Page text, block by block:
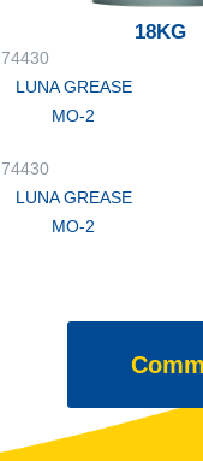
18KG
74430
LUNA GREASE
MO-2
74430
LUNA GREASE
MO-2